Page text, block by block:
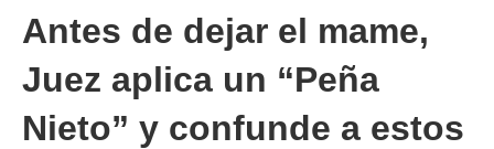
Antes de dejar el mame,
Juez aplica un “Peña
Nieto” y confunde a estos